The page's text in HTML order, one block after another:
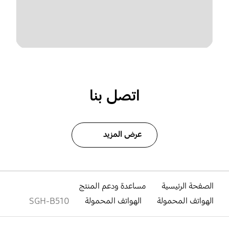
اتصل بنا
عرض المزيد
الصفحة الرئيسية
مساعدة ودعم المنتج
الهواتف المحمولة
الهواتف المحمولة SGH-B510